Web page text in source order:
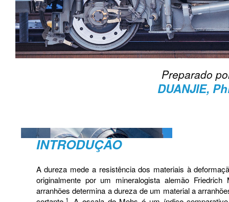
Preparado
DUANJIE,
INTRODUÇÃO
A dureza mede a resistência dos materiais à
originalmente por um mineralogista alemão
arranhões determina a dureza de um material a
1